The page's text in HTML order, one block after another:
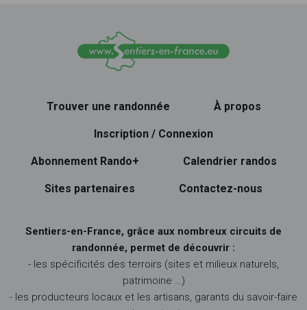
Trouver une randonnée À propos
Inscription / Connexion
Abonnement Rando+ Calendrier randos
Sites partenaires Contactez-nous
Sentiers-en-France, grâce aux nombreux circuits de
randonnée, permet de découvrir :
- les spécificités des terroirs (sites et milieux naturels,
patrimoine …)
- les producteurs locaux et les artisans, garants du savoir-faire